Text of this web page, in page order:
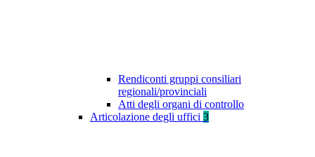
Rendiconti gruppi consiliari
regionali/provinciali
Atti degli organi di controllo
Articolazione degli uffici 3